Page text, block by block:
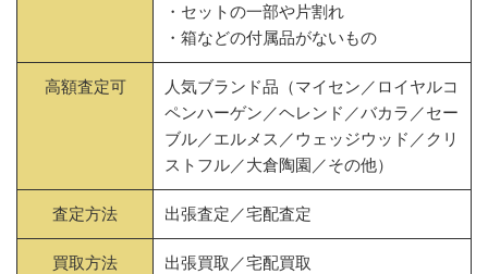
・セットの一部や片割れ
・箱などの付属品がないもの
高額査定可
人気ブランド品（マイセン／ロイヤルコ
ペンハーゲン／ヘレンド／バカラ／セー
ブル／エルメス／ウェッジウッド／クリ
ストフル／大倉陶園／その他）
査定方法 出張査定／宅配査定
買取方法 出張買取／宅配買取